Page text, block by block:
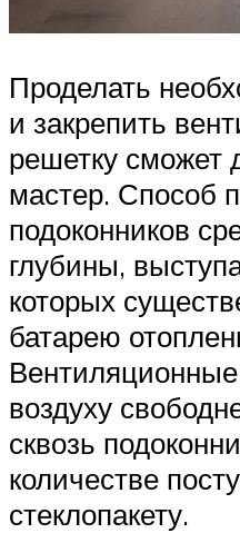
Проделать
и закрепить
решетку сможет
мастер. Способ
подоконников
глубины,
которых
батарею
воздуху
сквозь
количестве
стеклопакету.